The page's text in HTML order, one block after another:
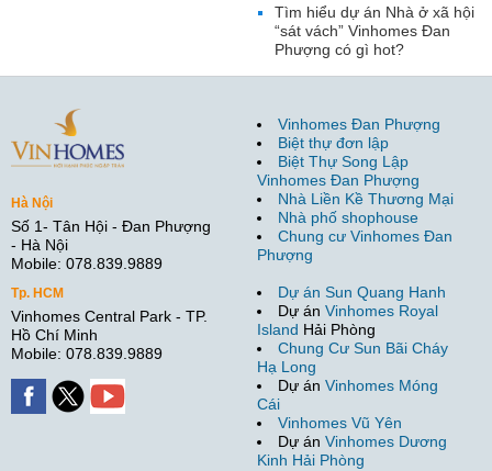
Tìm hiểu dự án Nhà ở xã hội
“sát vách” Vinhomes Đan
Phượng có gì hot?
Hà Nội
Số 1- Tân Hội - Đan Phượng
- Hà Nội
Mobile: 078.839.9889
Tp. HCM
Vinhomes Central Park - TP.
Hồ Chí Minh
Mobile: 078.839.9889
Vinhomes Đan Phượng
Biệt thự đơn lập
Biệt Thự Song Lập
Vinhomes Đan Phượng
Nhà Liền Kề Thương Mại
Nhà phố shophouse
Chung cư Vinhomes Đan
Phượng
Dự án Sun Quang Hanh
Dự án Vinhomes Royal
Island Hải Phòng
Chung Cư Sun Bãi Cháy
Hạ Long
Dự án Vinhomes Móng
Cái
Vinhomes Vũ Yên
Dự án Vinhomes Dương
Kinh Hải Phòng